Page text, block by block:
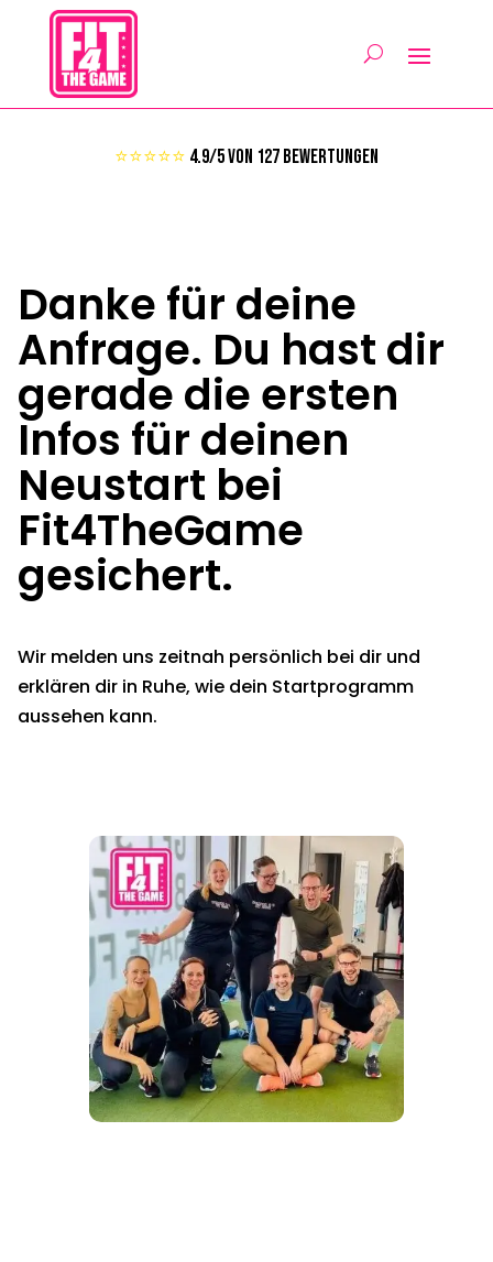
⭐⭐⭐⭐⭐ 4.9/5 von 127 Bewertungen
Danke für deine
Anfrage. Du hast dir
gerade die ersten
Infos für deinen
Neustart bei
Fit4TheGame
gesichert.
Wir melden uns zeitnah persönlich bei dir und
erklären dir in Ruhe, wie dein Startprogramm
aussehen kann.